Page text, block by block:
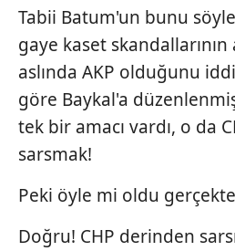
Tabii Batum'un bunu
gaye kaset
aslında AKP olduğunu
göre Baykal'a
tek bir amacı vardı, o da
sarsmak!
Peki öyle mi oldu
Doğru! CHP derinden